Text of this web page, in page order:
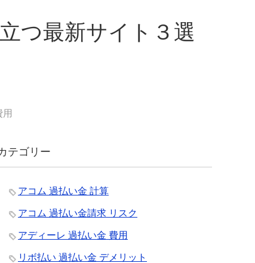
つ最新サイト３選
テゴリー
アコム 過払い金 計算
アコム 過払い金請求 リスク
アディーレ 過払い金 費用
リボ払い 過払い金 デメリット